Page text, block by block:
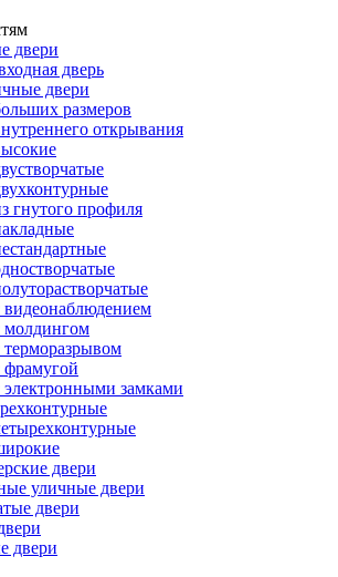
двери
дверь
двери
размеров
открывания
гнутого профиля
видеонаблюдением
молдингом
терморазрывом
фрамугой
электронными замками
двери
уличные двери
двери
двери